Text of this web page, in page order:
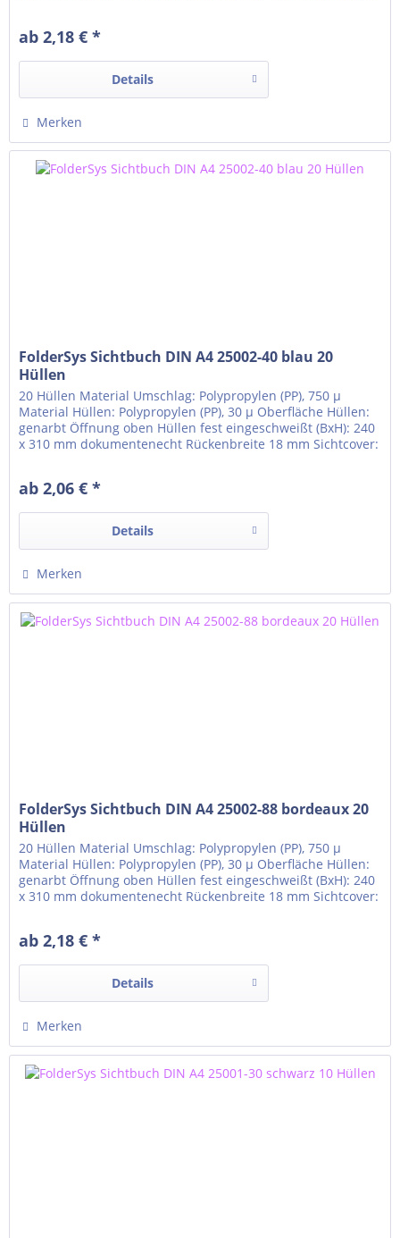
ab 2,18 € *
Details
Merken
FolderSys Sichtbuch DIN A4 25002-40 blau 20
Hüllen
20 Hüllen Material Umschlag: Polypropylen (PP), 750 µ
Material Hüllen: Polypropylen (PP), 30 µ Oberfläche Hüllen:
genarbt Öffnung oben Hüllen fest eingeschweißt (BxH): 240
x 310 mm dokumentenecht Rückenbreite 18 mm Sichtcover:
ab 2,06 € *
Details
Merken
FolderSys Sichtbuch DIN A4 25002-88 bordeaux 20
Hüllen
20 Hüllen Material Umschlag: Polypropylen (PP), 750 µ
Material Hüllen: Polypropylen (PP), 30 µ Oberfläche Hüllen:
genarbt Öffnung oben Hüllen fest eingeschweißt (BxH): 240
x 310 mm dokumentenecht Rückenbreite 18 mm Sichtcover:
ab 2,18 € *
Details
Merken